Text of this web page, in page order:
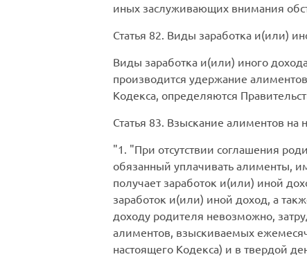
иных заслуживающих внимания
Статья 82. Виды заработка и(или)
Виды заработка и(или) иного
производится удержание
Кодекса, определяются
Статья 83. Взыскание алиментов на
1.
При отсутствии соглашения
обязанный уплачивать алименты,
получает заработок и(или) иной
заработок и(или) иной доход, а
доходу родителя невозможно,
алиментов, взыскиваемых
настоящего Кодекса) и в твердой